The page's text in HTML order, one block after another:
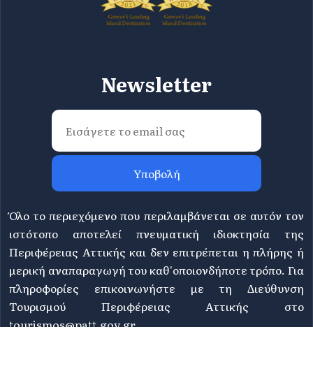
Newsletter
Υποβολή
Όλο το περιεχόμενο που περιλαμβάνεται σε αυτόν τον
ιστότοπο αποτελεί πνευματική ιδιοκτησία της
Περιφέρειας Αττικής και δεν επιτρέπεται η πλήρης ή
μερική αναπαραγωγή του καθ'οποιονδήποτε τρόπο. Για
πληροφορίες επικοινωνήστε με τη Διεύθυνση
Τουρισμού Περιφέρειας Αττικής στο
tourismos@patt.gov.gr